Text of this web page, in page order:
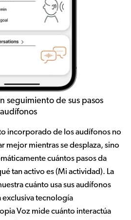
seguimiento de sus pasos
incorporado de los audífonos no
mejor mientras se desplaza, sino
cuántos pasos da
tan activo es (Mi actividad). La
cuánto usa sus audífonos
exclusiva tecnología
Voz mide cuánto interactúa